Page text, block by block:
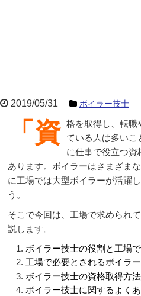
2019/05/31 ボイラー技士
「資格を取得し、転職や就職に役立てたい」と考え ている人は多いこ
に仕事で役立つ資
あります。ボイラーはさまざま
に工場では大型ボイラーが活躍
う。
そこで今回は、工場で求められ
説します。
ボイラー技士の役割と工場
工場で必要とされるボイラ
ボイラー技士の資格取得方法
ボイラー技士に関するよく